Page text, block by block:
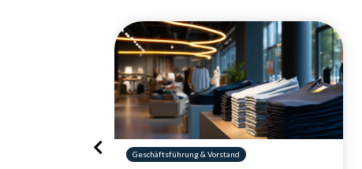
Geschäftsführung & Vorstand